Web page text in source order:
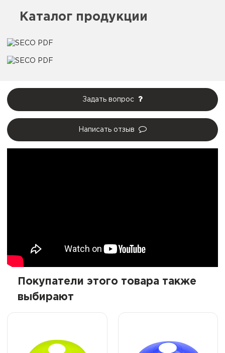
Каталог продукции
Задать вопрос
Написать отзыв
Покупатели этого товара также
выбирают